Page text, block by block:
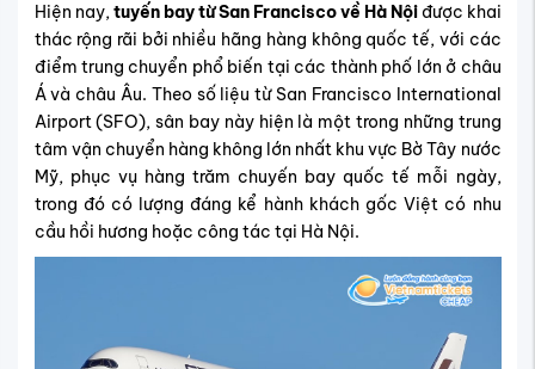
Hiện nay,tuyến bay từ San Francisco về Hà Nộiđược khai
thác rộng rãi bởi nhiều hãng hàng không quốc tế, với các
điểm trung chuyển phổ biến tại các thành phố lớn ở châu
Á và châu Âu. Theo số liệu từ San Francisco International
Airport (SFO), sân bay này hiện là một trong những trung
tâm vận chuyển hàng không lớn nhất khu vực Bờ Tây nước
Mỹ, phục vụ hàng trăm chuyến bay quốc tế mỗi ngày,
trong đó có lượng đáng kể hành khách gốc Việt có nhu
cầu hồi hương hoặc công tác tại Hà Nội.